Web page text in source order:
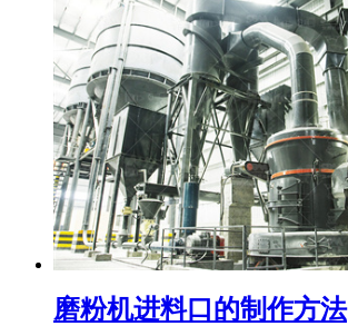
磨粉机进料口的制作方法